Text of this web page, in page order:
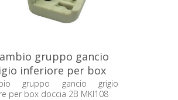
gruppo gancio
inferiore per box
doccia 2B MKI108
gruppo gancio grigio
per box doccia 2B MKI108